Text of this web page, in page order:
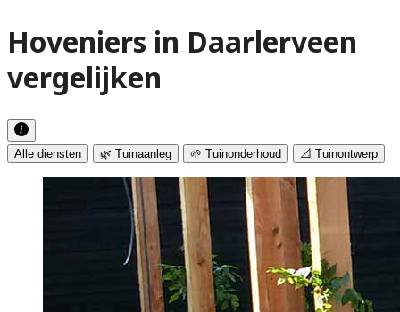
Hoveniers in Daarlerveen
vergelijken
Alle diensten 🌿 Tuinaanleg 🌱 Tuinonderhoud 📐 Tuinontwerp